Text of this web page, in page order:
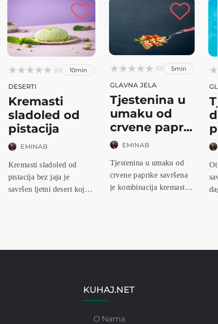


 (0) 10min
DESERTI
Kremasti
sladoled od
pistacija
EMINAB
Kremasti sladoled od
pistacija bez jaja je
savršen ljetni desert koji


 (0) 5min
GLAVNA JELA
Tjestenina u
umaku od
crvene papr...
EMINAB
Tjestenina u umaku od
crvene paprike savršena
je kombinacija kremaste
KUHAJ.NET
O Nama